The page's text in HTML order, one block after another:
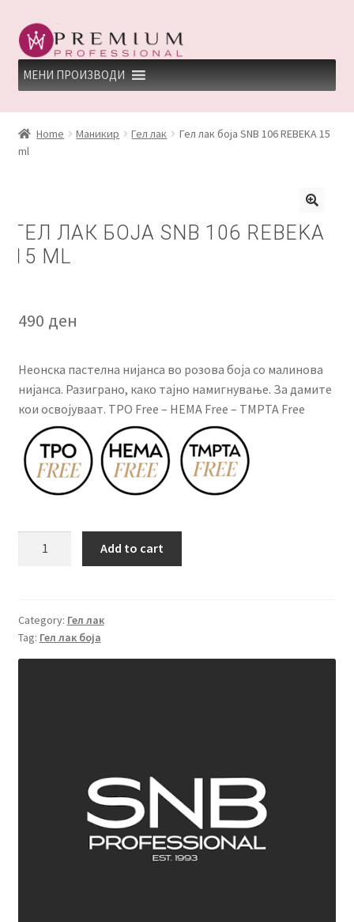
Skip
to
navigation
Skip
to
content
МЕНИ ПРОИЗВОДИ
HOME
PREMIUM PROFESSIONAL LINKS
UNDP
КЕРАТИНСКИ ТРЕМАН BY KYANA QUEEN
КОШНИЧКА
НАШИ БРЕНДОВИ ЗА КОЗМЕТИКА И ФРИЗЕРАЈ
ПЛАЌАЊЕ
ПОЛИТИКА И УСЛОВИ ЗА КОРИСТЕЊЕ
ЗА НАС
КОРИСНИ СОВЕТИ
КОНТАКТ
Home Маникир Гел лак
Гел лак боја SNB 106 REBEKA 15
ml
ГЕЛ ЛАК БОЈА SNB 106 REBEKA
15 ML
490 ден
Неонскa пастелнa нијансa во розова боја со малинова
нијанса. Разиграно, како тајно намигнување. За дамите
кои освојуваат. TPO Free – HEMA Free – TMPTA Free
106
REBEKA
15
Add to cart
Category: Гел лак
Tag: Гел лак боја